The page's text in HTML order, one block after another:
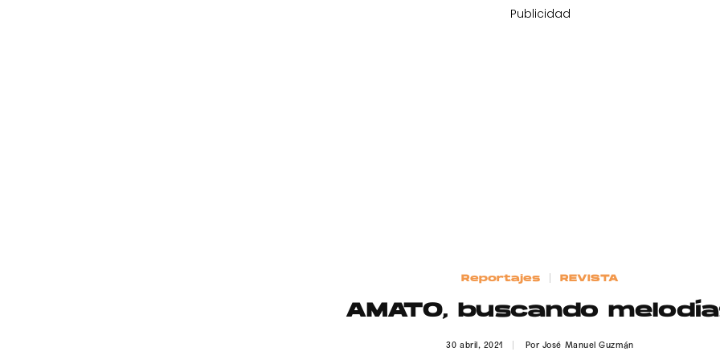
Publicidad
Reportajes REVISTA
AMATO, buscando
30 abril, 2021 Por José Manuel Guzmán